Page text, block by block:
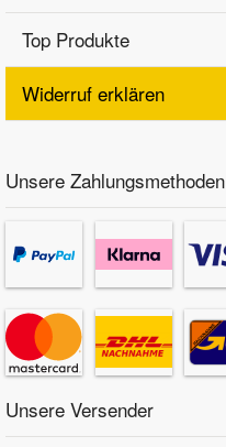
Top Produkte
Widerruf erklären
Unsere Zahlungsmethoden
Unsere Versender